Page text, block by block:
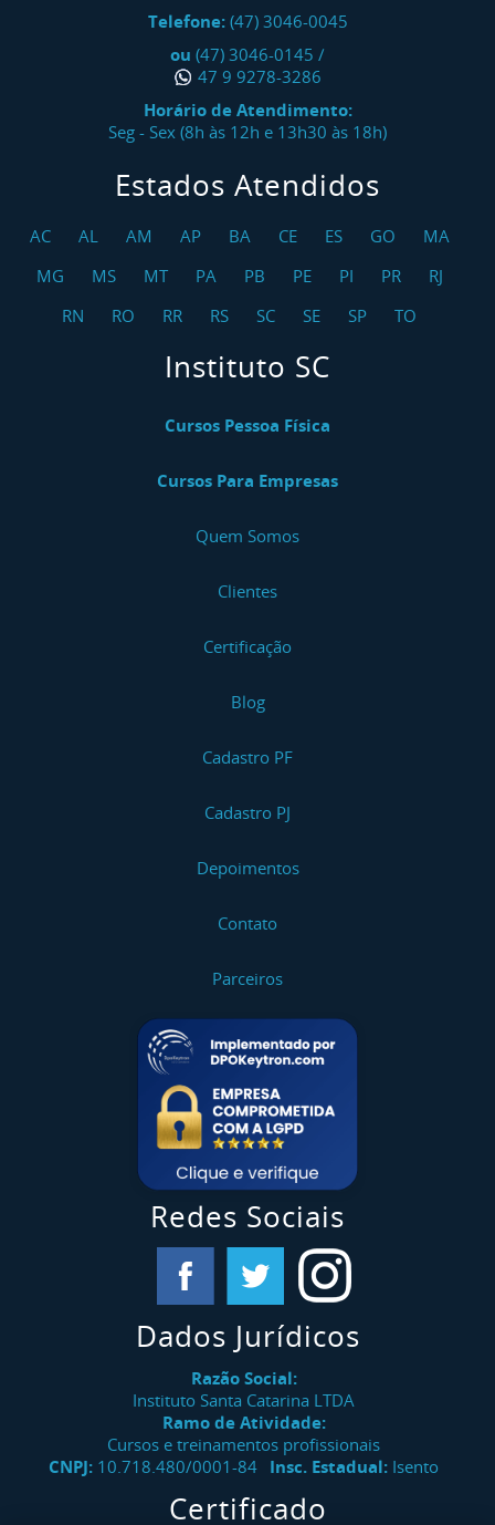
Telefone: (47) 3046-0045
ou (47) 3046-0145 /
47 9 9278-3286
Horário de Atendimento:
Seg - Sex (8h às 12h e 13h30 às 18h)
Estados Atendidos
AC AL AM AP BA CE ES GO
MA
MG
MS MT PA PB PE PI PR
RJ
RN
RO RR RS SC SE SP TO
Instituto SC
Cursos Pessoa Física
Cursos Para Empresas
Quem Somos
Clientes
Certificação
Blog
Cadastro PF
Cadastro PJ
Depoimentos
Contato
Parceiros
Redes Sociais
Dados Jurídicos
Razão Social:
Instituto Santa Catarina LTDA
Ramo de Atividade:
Cursos e treinamentos profissionais
CNPJ: 10.718.480/0001-84 Insc. Estadual: Isento
Certificado